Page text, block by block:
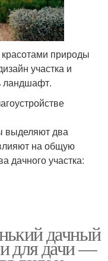
природы
участка и
ландшафт.
выделяют два
на общую
дачного участка:
дачный
для дачи —